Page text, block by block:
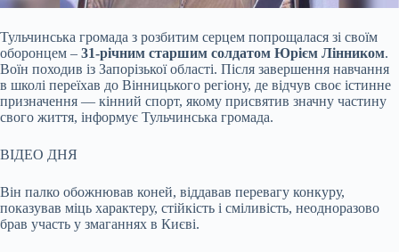
Тульчинська громада з розбитим серцем попрощалася зі своїм
оборонцем – 31-річним старшим солдатом Юрієм Лінником.
Воїн походив із Запорізької області. Після завершення навчання
в школі переїхав до Вінницького регіону, де відчув своє істинне
призначення — кінний спорт, якому присвятив значну частину
свого життя, інформує Тульчинська громада.
ВІДЕО ДНЯ
Він палко обожнював коней, віддавав перевагу конкуру,
показував міць характеру, стійкість і сміливість, неодноразово
брав участь у змаганнях в Києві.